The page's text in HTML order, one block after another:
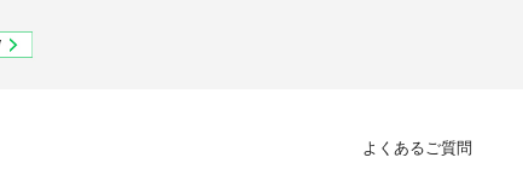
よくあるご質問